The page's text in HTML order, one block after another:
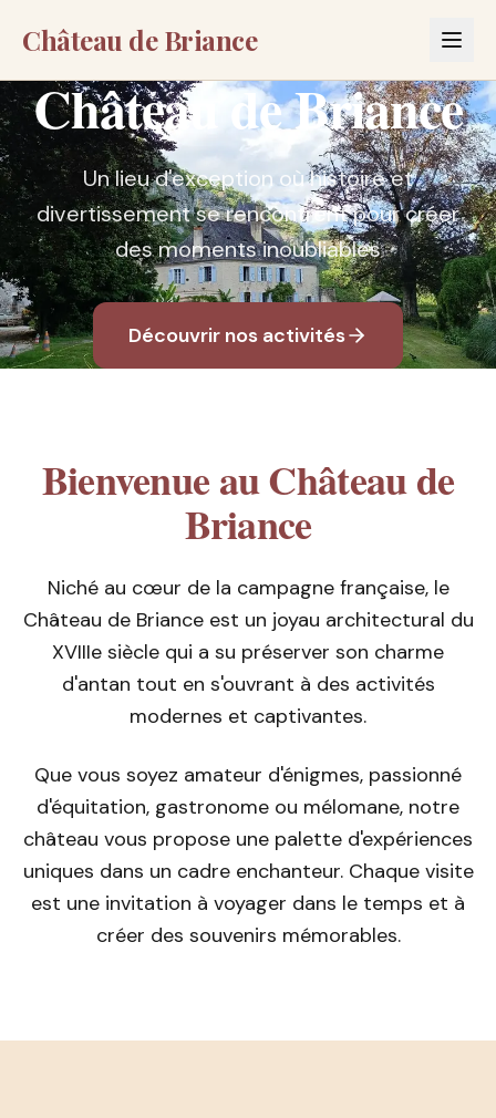
Château de Briance
Château de Briance
Un lieu d'exception où histoire et
divertissement se rencontrent pour créer
des moments inoubliables
Découvrir nos activités
Bienvenue au Château de
Briance
Niché au cœur de la campagne française, le
Château de Briance est un joyau architectural du
XVIIIe siècle qui a su préserver son charme
d'antan tout en s'ouvrant à des activités
modernes et captivantes.
Que vous soyez amateur d'énigmes, passionné
d'équitation, gastronome ou mélomane, notre
château vous propose une palette d'expériences
uniques dans un cadre enchanteur. Chaque visite
est une invitation à voyager dans le temps et à
créer des souvenirs mémorables.